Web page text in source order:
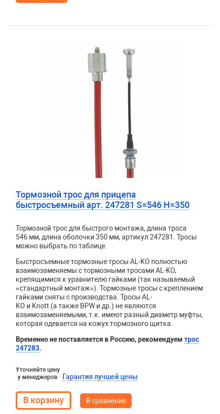
Тормозной трос для прицепа
быстросъемный арт. 247281 S=546 H=350
Тормозной трос для быстрого монтажа, длина троса
546 мм, длина оболочки 350 мм, артикул 247281. Тросы
можно выбрать по таблице.
Быстросъемные тормозные тросы AL-KO полностью
взаимозаменяемы с тормозными тросами AL-KO,
крепящимися к уравнителю гайками (так называемый
«стандартный монтаж»). Тормозные тросы с креплением
гайками сняты с производства. Тросы AL -
KO и Knott (а также BPW и др.) не являются
взаимозаменяемыми, т.к. имеют разный диаметр муфты,
которая одевается на кожух тормозного щитка.
Временно не поставляется в Россию, рекомендуем трос
247283.
Уточняйте цену
у менеджеров
Гарантия лучшей цены
В сравнение